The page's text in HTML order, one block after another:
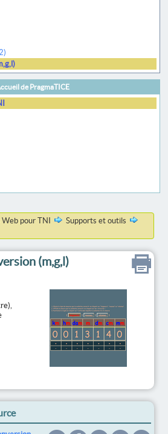
de PragmaTICE
pour TNI
Supports et outils
(m,g,l)